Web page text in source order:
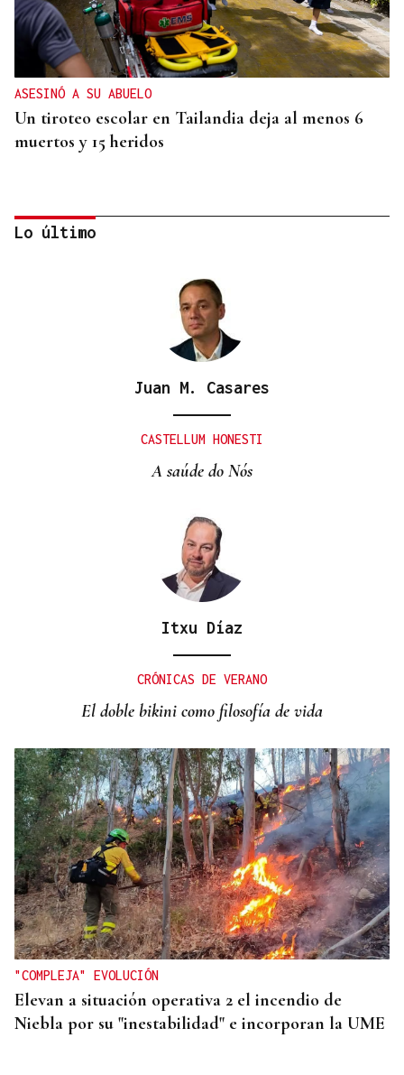
ASESINÓ A SU ABUELO
Un tiroteo escolar en Tailandia deja al menos 6
muertos y 15 heridos
El Congreso debatirá si España debe replantearse
humanitaria de Ceuta
Lo último
Juan M. Casares
CASTELLUM HONESTI
A saúde do Nós
Itxu Díaz
CRÓNICAS DE VERANO
El doble bikini como filosofía de vida
"COMPLEJA" EVOLUCIÓN
Elevan a situación operativa 2 el incendio de
Niebla por su "inestabilidad" e incorporan la UME